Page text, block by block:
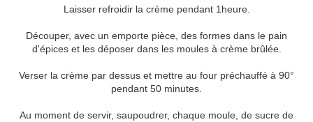
Laisser refroidir la crème pendant 1heure.
Découper, avec un emporte pièce, des formes dans le pain
d'épices et les déposer dans les moules à crème brûlée.
Verser la crème par dessus et mettre au four préchauffé à 90°
pendant 50 minutes.
Au moment de servir, saupoudrer, chaque moule, de sucre de